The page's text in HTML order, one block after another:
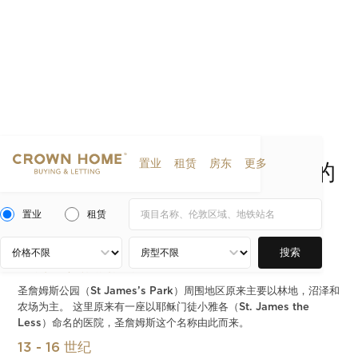
置业 租赁 房东 更多
置业 租赁
搜索
纵贯 8 个世纪，圣詹姆斯公园的
圣詹姆斯公园的由来
圣詹姆斯公园（St James’s Park）周围地区原来主要以林地，沼泽和
农场为主。 这里原来有一座以耶稣门徒小雅各（St. James the
Less）命名的医院，圣詹姆斯这个名称由此而来。
13 - 16 世纪